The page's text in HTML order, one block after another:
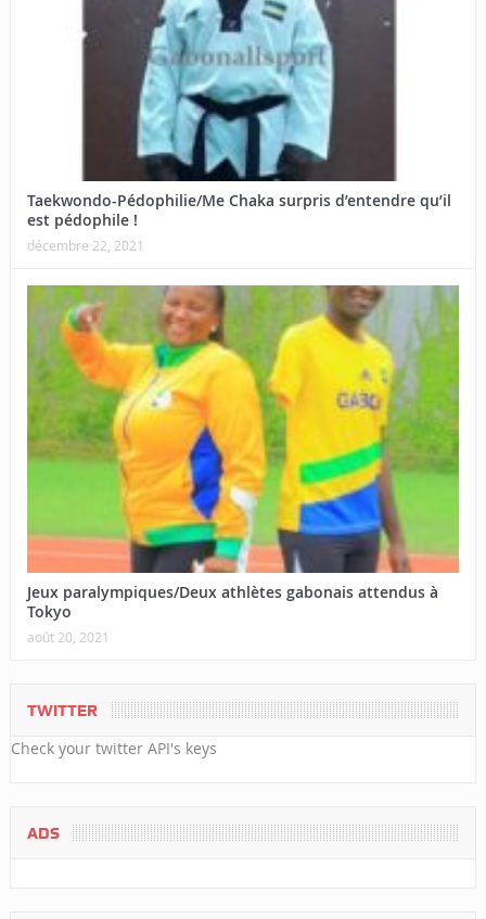
Taekwondo-Pédophilie/Me Chaka surpris d’entendre qu’il
est pédophile !
décembre 22, 2021
Jeux paralympiques/Deux athlètes gabonais attendus à
Tokyo
août 20, 2021
TWITTER
Check your twitter API's keys
ADS